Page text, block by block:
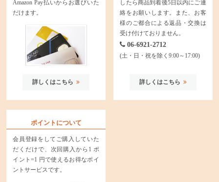
Amazon Pay払いからお選びいた
だけます。
詳しくはこちら
したら商品到着後5日以内にご連
絡をお願いします。また、お客
様のご都合による返品・交換は
受け付けておりません。
06-6921-2712
(土・日・祝を除く9:00～17:00)
詳しくはこちら
ポイントについて
会員登録をしてご購入していた
だくだけで、次回購入から1 ポ
イント=1 円で使えるお得なポイ
ントサービスです。